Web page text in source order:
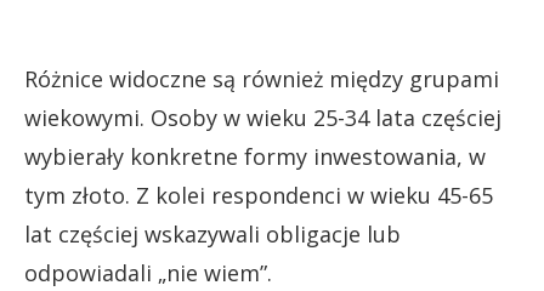
Różnice widoczne są również między grupami
wiekowymi. Osoby w wieku 25-34 lata częściej
wybierały konkretne formy inwestowania, w
tym złoto. Z kolei respondenci w wieku 45-65
lat częściej wskazywali obligacje lub
odpowiadali „nie wiem”.